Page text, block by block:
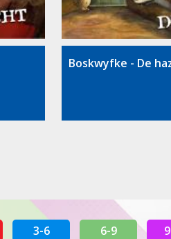
Boskwyfke - De
3-6 6-9